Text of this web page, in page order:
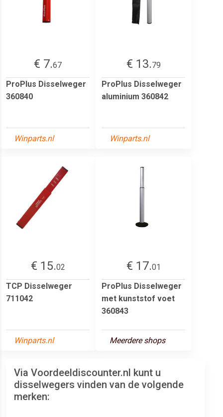
€ 7.67
ProPlus Disselweger
360840
Winparts.nl
€ 13.79
ProPlus Disselweger
aluminium 360842
Winparts.nl
€ 15.02
TCP Disselweger
711042
Winparts.nl
€ 17.01
ProPlus Disselweger
met kunststof voet
360843
Meerdere shops
Via Voordeeldiscounter.nl kunt u
disselwegers vinden van de volgende
merken: